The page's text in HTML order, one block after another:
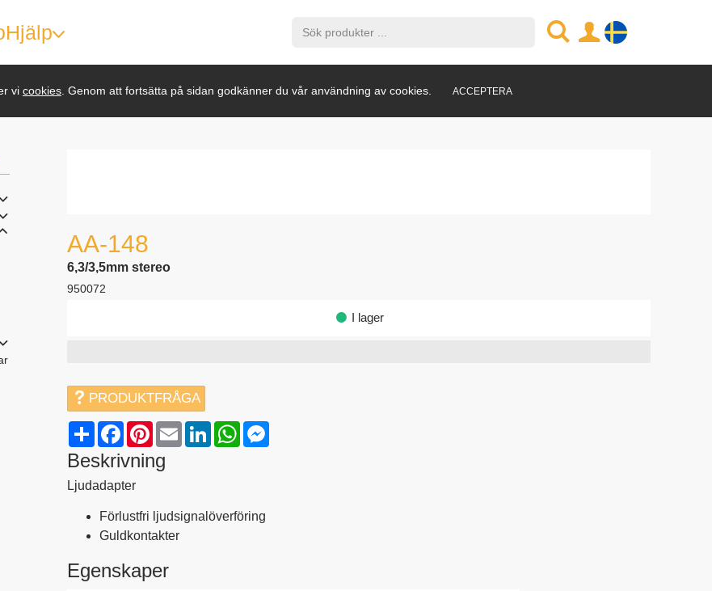
vi cookies. Genom att fortsätta på sidan godkänner du vår användning av cookies. ACCEPTERA
AA-148
6,3/3,5mm stereo
950072
I lager
PRODUKTFRÅGA
ShareFacebookPinterestEmail LinkedInWhatsAppMessenger
Beskrivning
Ljudadapter
Förlustfri ljudsignalöverföring
Guldkontakter
Egenskaper
Hjälp